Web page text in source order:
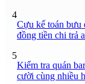
4
Cựu kế toán bưu
đồng tiền chi trả
5
Kiểm tra quán
cười cùng nhiều